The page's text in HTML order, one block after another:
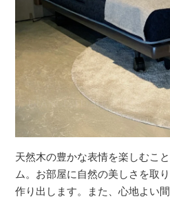
天然木の豊かな表情を楽しむこ
ム。お部屋に自然の美しさを取
作り出します。また、心地よい